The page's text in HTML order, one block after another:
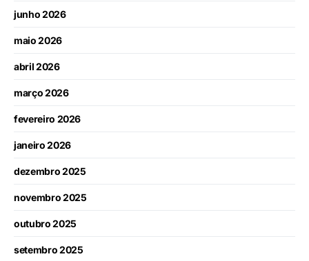
junho 2026
maio 2026
abril 2026
março 2026
fevereiro 2026
janeiro 2026
dezembro 2025
novembro 2025
outubro 2025
setembro 2025